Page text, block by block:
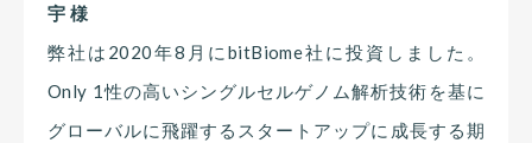
宇 様
弊社は2020年8月にbitBiome社に投資しました。
Only 1性の高いシングルセルゲノム解析技術を基に
グローバルに飛躍するスタートアップに成長する期